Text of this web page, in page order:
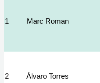
1 Marc Roman
2 Álvaro Torres